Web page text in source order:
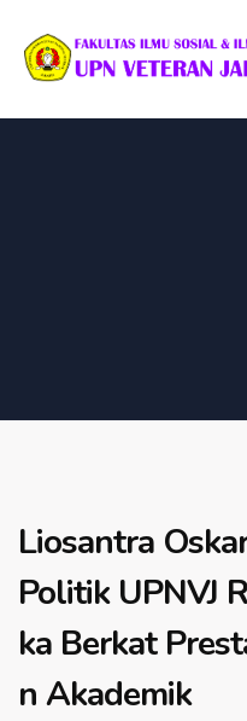
Liosantra
Politik UPNVJ
ka Berkat
n Akademik